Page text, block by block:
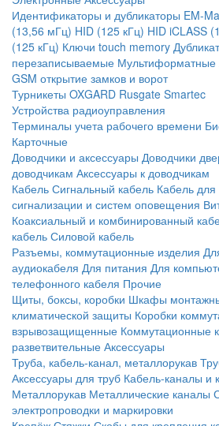
Идентификаторы и дубликаторы EM-
(13,56 мГц) HID (125 кГц) HID iCLASS
(125 кГц) Ключи touch memory
перезаписываемые Мультиформатные
GSM открытие замков и ворот
Турникеты OXGARD Rusgate Smartec
Устройства радиоуправления
Терминалы учета рабочего времени
Карточные
Доводчики и аксессуары Доводчики
доводчикам Аксессуары к доводчикам
Кабель Сигнальный кабель Кабель
сигнализации и систем оповещения
Коаксиальный и комбинированный
кабель Силовой кабель
Разъемы, коммутационные изделия
аудиокабеля Для питания Для
телефонного кабеля Прочие
Щиты, боксы, коробки Шкафы
климатической защиты Коробки
взрывозащищенные Коммутационные
разветвительные Аксессуары
Труба, кабель-канал, металлорукав
Аксессуары для труб Кабель-каналы и
Металлорукав Металлические каналы
электропроводки и маркировки